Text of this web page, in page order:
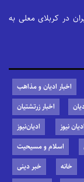
در کربلای معلی به
اخبار ادیان و مذاهب
اخبار زرتشتیان
ادیان نیوز
ادیان‌نیوز
اسلام و مسیحیت
خانه
خبر دینی